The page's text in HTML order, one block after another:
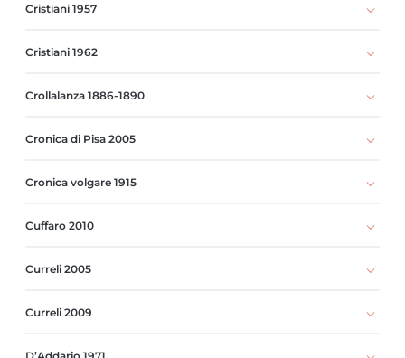
Cristiani 1957
Cristiani 1962
Crollalanza 1886-1890
Cronica di Pisa 2005
Cronica volgare 1915
Cuffaro 2010
Curreli 2005
Curreli 2009